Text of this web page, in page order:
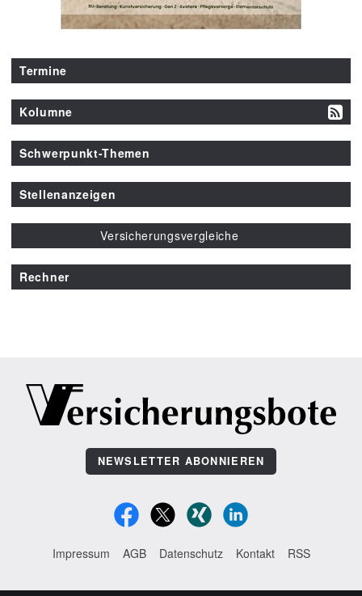
Termine
Kolumne
Schwerpunkt-Themen
Stellenanzeigen
Versicherungsvergleiche
Rechner
NEWSLETTER ABONNIEREN
Impressum AGB Datenschutz Kontakt RSS